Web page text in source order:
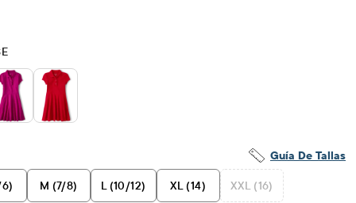
Guía De Tallas
M (7/8) L (10/12) XL (14) XXL (16)